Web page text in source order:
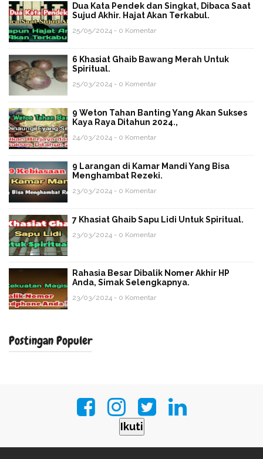
Dua Kata Pendek dan Singkat, Dibaca Saat
Sujud Akhir. Hajat Akan Terkabul.
25/05/2024 - 0 Komentar
6 Khasiat Ghaib Bawang Merah Untuk
Spiritual.
25/03/2024 - 0 Komentar
9 Weton Tahan Banting Yang Akan Sukses
Kaya Raya Ditahun 2024.,
24/03/2024 - 0 Komentar
9 Larangan di Kamar Mandi Yang Bisa
Menghambat Rezeki.
23/03/2024 - 0 Komentar
7 Khasiat Ghaib Sapu Lidi Untuk Spiritual.
23/03/2024 - 0 Komentar
Rahasia Besar Dibalik Nomer Akhir HP
Anda, Simak Selengkapnya.
23/03/2024 - 0 Komentar
Postingan Populer
Ikuti